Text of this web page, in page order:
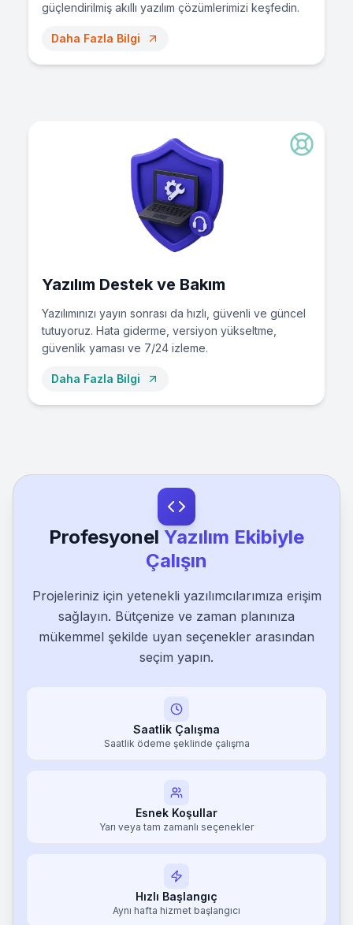
0
0
1
1
1
0
güçlendirilmiş akıllı yazılım çözümlerimizi keşfedin.
Daha Fazla Bilgi
Yazılım Destek ve Bakım
Yazılımınızı yayın sonrası da hızlı, güvenli ve güncel
tutuyoruz. Hata giderme, versiyon yükseltme,
güvenlik yaması ve 7/24 izleme.
Daha Fazla Bilgi
Profesyonel Yazılım Ekibiyle
Çalışın
Projeleriniz için yetenekli yazılımcılarımıza erişim
sağlayın. Bütçenize ve zaman planınıza
mükemmel şekilde uyan seçenekler arasından
seçim yapın.
Saatlik Çalışma
Saatlik ödeme şeklinde çalışma
Esnek Koşullar
Yarı veya tam zamanlı seçenekler
Hızlı Başlangıç
Aynı hafta hizmet başlangıcı